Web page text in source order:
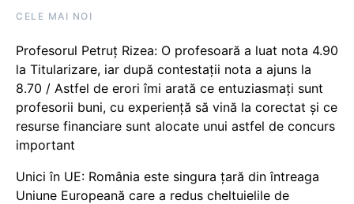
CELE MAI NOI
Profesorul Petruț Rizea: O profesoară a luat nota 4.90
la Titularizare, iar după contestații nota a ajuns la
8.70 / Astfel de erori îmi arată ce entuziasmați sunt
profesorii buni, cu experiență să vină la corectat și ce
resurse financiare sunt alocate unui astfel de concurs
important
Unici în UE: România este singura țară din întreaga
Uniune Europeană care a redus cheltuielile de